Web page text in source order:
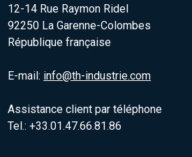
12-14 Rue Raymon Ridel
92250 La Garenne-Colombes
République française
E-mail: info@th-industrie.com
Assistance client par téléphone
Tel.: +33.01.47.66.81.86